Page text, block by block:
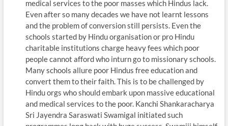
medical services to the poor masses which Hindus lack.
Even after so many decades we have not learnt lessons
and the problem of conversion still persists. Even the
schools started by Hindu organisation or pro Hindu
charitable institutions charge heavy fees which poor
people cannot afford who inturn go to missionary schools.
Many schools allure poor Hindus free education and
convert them to their faith. This is to be challenged by
Hindu orgs who should embark upon massive educational
and medical services to the poor. Kanchi Shankaracharya
Sri Jayendra Saraswati Swamigal initiated such